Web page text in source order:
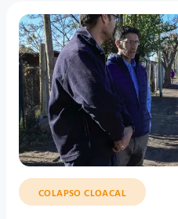
COLAPSO CLOACAL